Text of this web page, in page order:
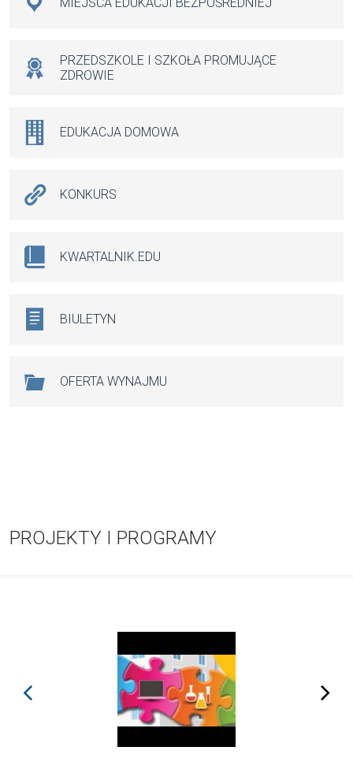
PRZEDSZKOLE I SZKOŁA PROMUJĄCE
ZDROWIE
EDUKACJA DOMOWA
KONKURS
KWARTALNIK.EDU
BIULETYN
OFERTA WYNAJMU
PROJEKTY I PROGRAMY
prev next